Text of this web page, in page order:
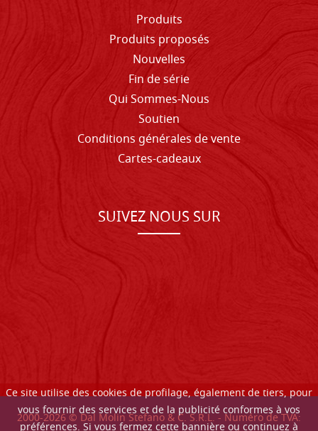
Ce site utilise des cookies de profilage, également de tiers, pour
vous fournir des services et de la publicité conformes à vos
Produits
Produits proposés
Nouvelles
Fin de série
Qui Sommes-Nous
Soutien
Conditions générales de vente
Cartes-cadeaux
SUIVEZ NOUS SUR
2000-2026© Dal Molin Stefano & C. S.R.L. - Numéro de TVA: